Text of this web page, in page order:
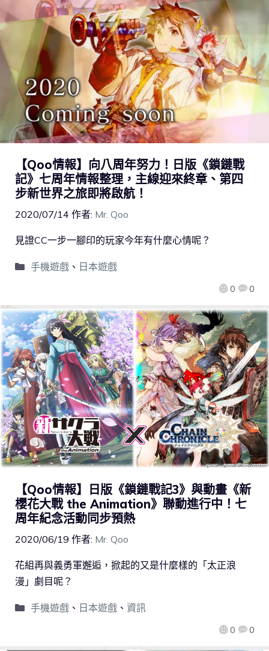
【Qoo情報】向八周年努力！日版《鎖鏈戰
記》七周年情報整理，主線迎來終章、第四
步新世界之旅即將啟航！
2020/07/14 作者: Mr. Qoo
0 0
見證CC一步一腳印的玩家今年有什麼心情呢？
手機遊戲、 日本遊戲
【Qoo情報】日版《鎖鏈戰記3》與動畫《新
櫻花大戰 the Animation》聯動進行中！七
周年紀念活動同步預熱
2020/06/19 作者: Mr. Qoo
0 0
花組再與義勇軍邂逅，掀起的又是什麼樣的「太正浪
漫」劇目呢？
手機遊戲、 日本遊戲、 資訊